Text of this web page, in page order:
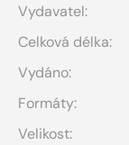
Vydavatel:
Celková délka:
Vydáno:
Formáty:
Velikost: